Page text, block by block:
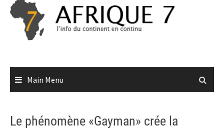
Skip
content
Main Menu
Le phénomène «Gayman» crée la